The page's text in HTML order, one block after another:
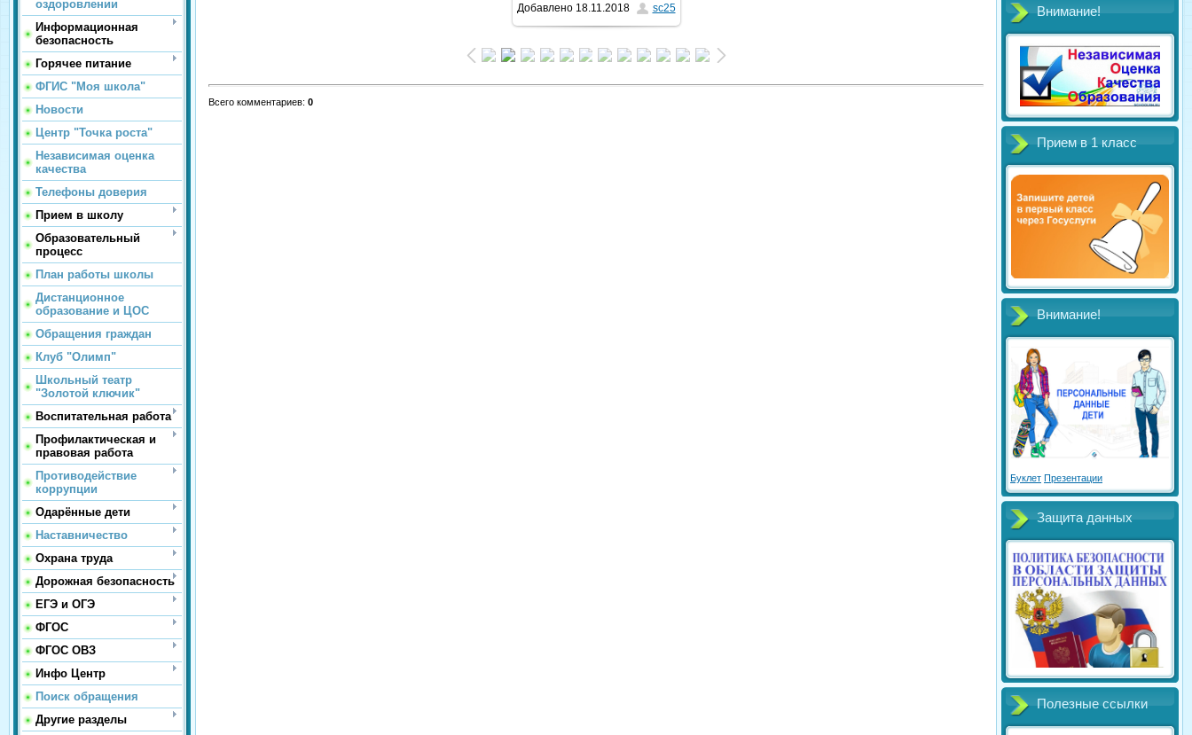
оздоровлении
Информационная
безопасность
Горячее питание
ФГИС "Моя школа"
Новости
Центр "Точка роста"
Независимая оценка
качества
Телефоны доверия
Прием в школу
Образовательный
процесс
План работы школы
Дистанционное
образование и ЦОС
Обращения граждан
Клуб "Олимп"
Школьный театр
"Золотой ключик"
Воспитательная работа
Профилактическая и
правовая работа
Противодействие
коррупции
Одарённые дети
Наставничество
Охрана труда
Дорожная безопасность
ЕГЭ и ОГЭ
ФГОС
ФГОС ОВЗ
Инфо Центр
Поиск обращения
Другие разделы
1024x681/ 124.9Kb
Добавлено18.11.2018 sc25
Всего комментариев: 0
Внимание!
Прием в 1 класс
Внимание!
Буклет Презентации
Защита данных
Полезные ссылки